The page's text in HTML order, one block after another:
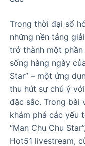
Trong thời đại số
những nền tảng
trở thành một
sống hàng ngày
Star” – một ứng
thu hút sự chú ý
đặc sắc. Trong bài
khám phá các yếu
“Man Chu Chu
Hot51 livestream,